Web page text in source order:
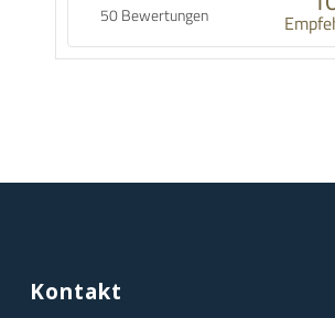
50 Bewertungen
Kontakt